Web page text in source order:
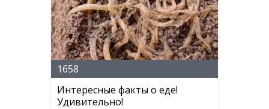
1658
Интересные факты о еде!
Удивительно!